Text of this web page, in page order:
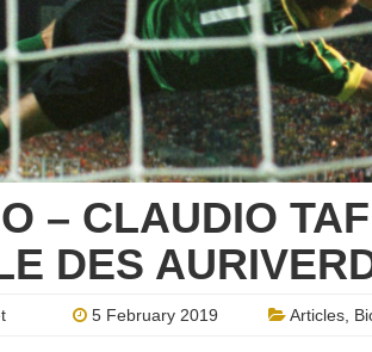
– CLAUDIO
DES
5 February 2019 Articles